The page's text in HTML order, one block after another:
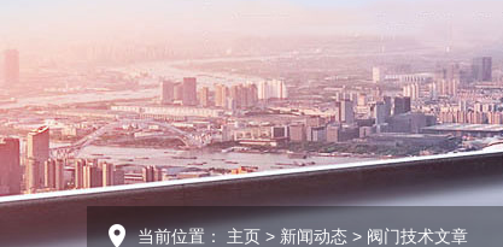
当前位置： 主页 > 新闻动态 > 阀门技术文章